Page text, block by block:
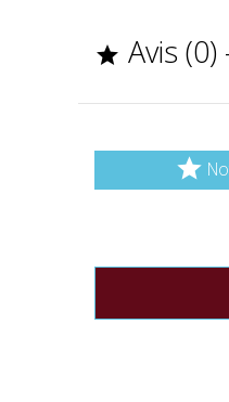
 Avis
